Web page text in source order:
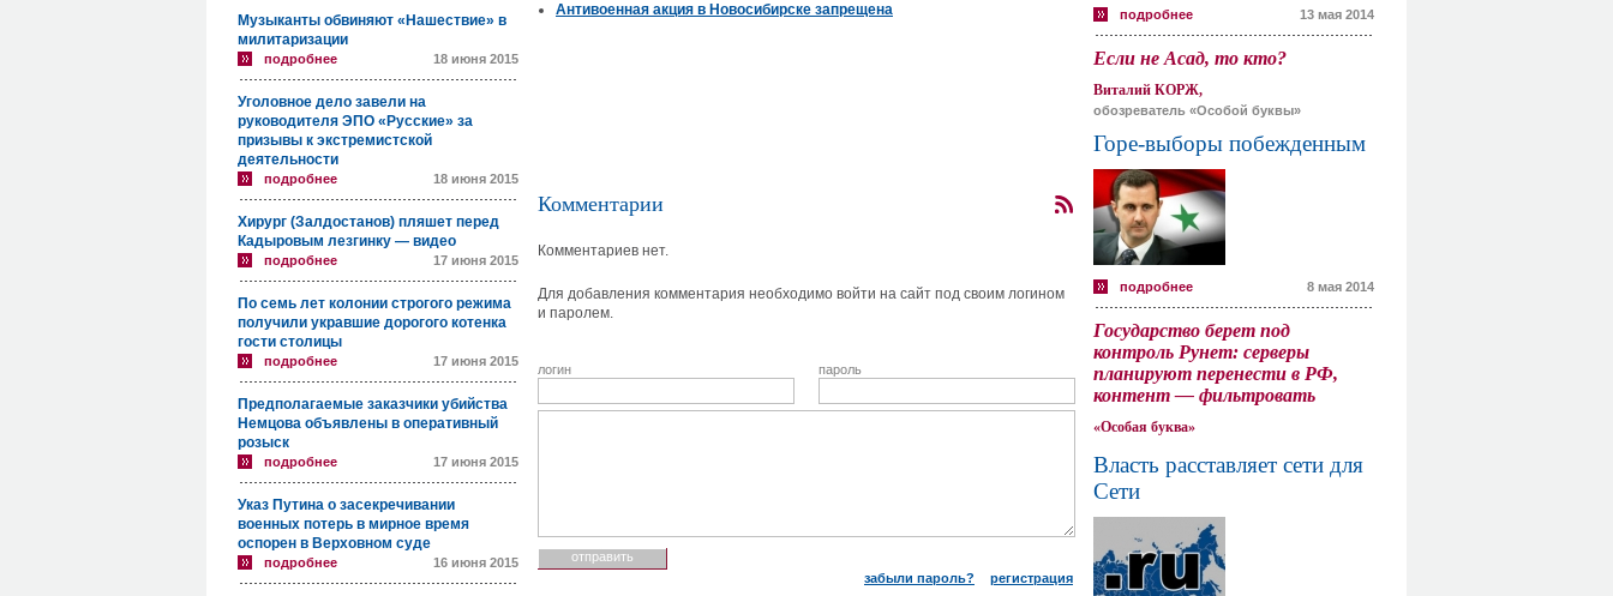
Музыканты обвиняют «Нашествие» в
милитаризации
подробнее 18 июня 2015
Уголовное дело завели на
руководителя ЭПО «Русские» за
призывы к экстремистской
деятельности
подробнее 18 июня 2015
Хирург (Залдостанов) пляшет перед
Кадыровым лезгинку — видео
подробнее 17 июня 2015
По семь лет колонии строгого режима
получили укравшие дорогого котенка
гости столицы
подробнее 17 июня 2015
Предполагаемые заказчики убийства
Немцова объявлены в оперативный
розыск
подробнее 17 июня 2015
Указ Путина о засекречивании
военных потерь в мирное время
оспорен в Верховном суде
подробнее 16 июня 2015
Антивоенная акция в Новосибирске запрещена
Комментарии
Комментариев нет.
Для добавления комментария необходимо войти на сайт под своим логином
и паролем.
логин пароль
забыли пароль? регистрация
подробнее 13 мая 2014
Если не Асад, то кто?
Виталий КОРЖ,
обозреватель «Особой буквы»
Горе-выборы побежденным
подробнее 8 мая 2014
Государство берет под
контроль Рунет: серверы
планируют перенести в РФ,
контент — фильтровать
«Особая буква»
Власть расставляет сети для
Сети